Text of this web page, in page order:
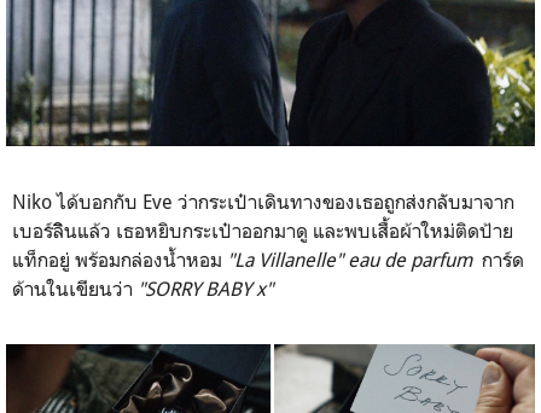
Niko ได้บอกกับ Eve ว่ากระเป๋าเดินทางของเธอถูกส่งกลับมาจาก
เบอร์ลิินแล้ว เธอหยิบกระเป๋าออกมาดู และพบเสื้อผ้าใหม่ติดป้าย
แท็กอยู่ พร้อมกล่องน้ำหอม "La Villanelle" eau de parfum การ์ด
ด้านในเขียนว่า "SORRY BABY x"